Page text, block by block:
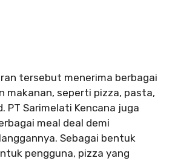
tersebut menerima berbagai
makanan, seperti pizza, pasta,
PT Sarimelati Kencana juga
meal deal demi
Sebagai bentuk
pengguna, pizza yang